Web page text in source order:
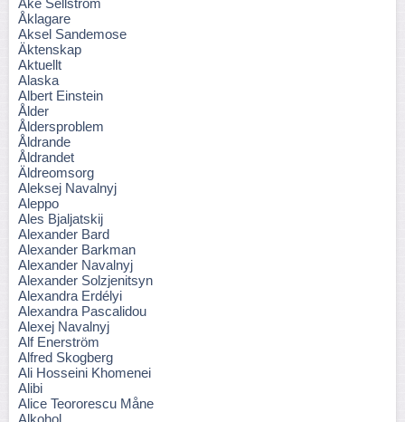
Åke Sellström
Åklagare
Aksel Sandemose
Äktenskap
Aktuellt
Alaska
Albert Einstein
Ålder
Åldersproblem
Åldrande
Åldrandet
Äldreomsorg
Aleksej Navalnyj
Aleppo
Ales Bjaljatskij
Alexander Bard
Alexander Barkman
Alexander Navalnyj
Alexander Solzjenitsyn
Alexandra Erdélyi
Alexandra Pascalidou
Alexej Navalnyj
Alf Enerström
Alfred Skogberg
Ali Hosseini Khomenei
Alibi
Alice Teororescu Måne
Alkohol